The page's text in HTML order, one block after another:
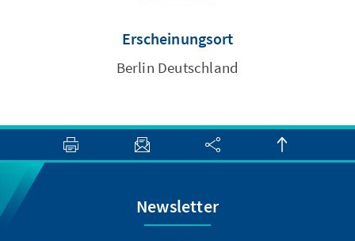
Erscheinungsort
Berlin Deutschland
Newsletter